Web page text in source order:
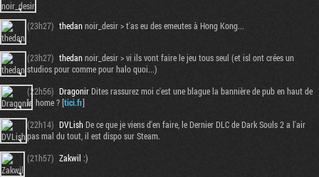
(23h27) thedannoir_desir > t'as eu des emeutes à Hong Kong...
(23h27) thedannoir_desir > vi ils vont faire le jeu tous seul (et isl ont crées un
studios pour comme pour halo quoi...)
(22h56) DragonirDites rassurez moi c'est une blague la bannière de pub en haut de
la home ? [tici.fr]
(22h14) DVLishDe ce que je viens d'en faire, le Dernier DLC de Dark Souls 2 a l'air
pas mal du tout, il est dispo sur Steam.
(21h57) Zakwil :)